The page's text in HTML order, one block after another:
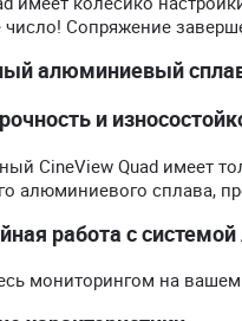
Сопряжение
алюминиевый
и
CineView Quad имеет
алюминиевого сплава,
работа с
мониторингом на